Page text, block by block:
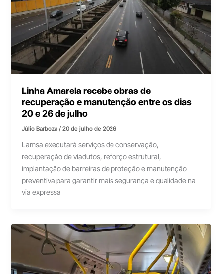
Linha Amarela recebe obras de
recuperação e manutenção entre os dias
20 e 26 de julho
Júlio Barboza/20 de julho de 2026
Lamsa executará serviços de conservação,
recuperação de viadutos, reforço estrutural,
implantação de barreiras de proteção e manutenção
preventiva para garantir mais segurança e qualidade na
via expressa